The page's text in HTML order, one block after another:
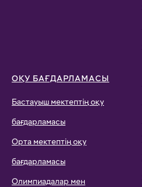
ОҚУ БАҒДАРЛАМАСЫ
Бастауыш мектептің оқу
бағдарламасы
Орта мектептің оқу
бағдарламасы
Олимпиадалар мен